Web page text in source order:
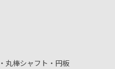
丸棒シャフト・円板